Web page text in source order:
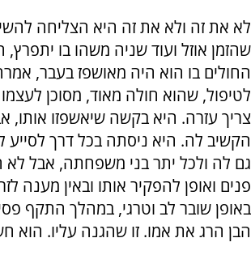
לא את זה ולא את זה היא הצליחה
שהזמן אוזל ועוד שניה משהו בו
החולים בו הוא היה מאושפז בעבר,
לטיפול, שהוא חולה מאוד, מסוכן לעצמו
צריך עזרה. היא בקשה שיאשפזו אותו,
הקשיב לה. היא ניסתה בכל דרך לסייע
גם לה ולכל יתר בני משפחתה, אבל לא
פנים ואופן להפקיר אותו ובאין מענה
באופן שובר לב וטרגי, במהלך התקף
הבן הרג את אמו. זו שהגנה עליו.